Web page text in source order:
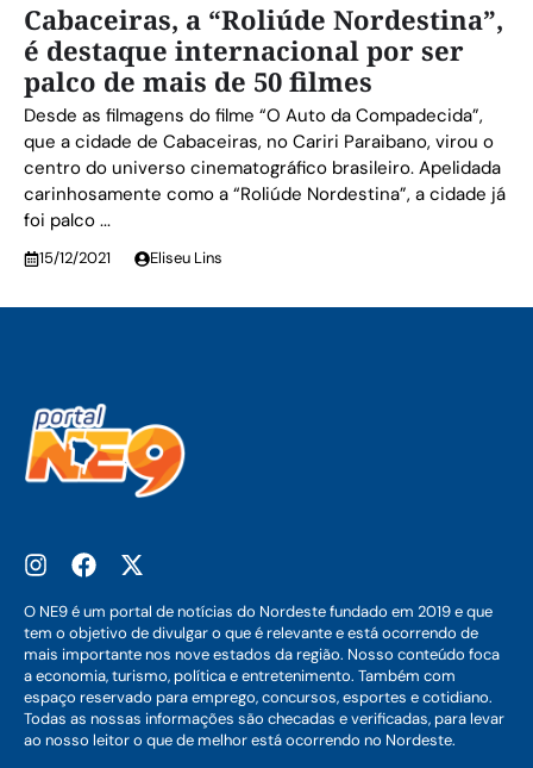
Cabaceiras, a “Roliúde Nordestina”,
é destaque internacional por ser
palco de mais de 50 filmes
Desde as filmagens do filme “O Auto da Compadecida”,
que a cidade de Cabaceiras, no Cariri Paraibano, virou o
centro do universo cinematográfico brasileiro. Apelidada
carinhosamente como a “Roliúde Nordestina”, a cidade já
foi palco ...
15/12/2021 Eliseu Lins
O NE9 é um portal de notícias do Nordeste fundado em 2019 e que
tem o objetivo de divulgar o que é relevante e está ocorrendo de
mais importante nos nove estados da região. Nosso conteúdo foca
a economia, turismo, política e entretenimento. Também com
espaço reservado para emprego, concursos, esportes e cotidiano.
Todas as nossas informações são checadas e verificadas, para levar
ao nosso leitor o que de melhor está ocorrendo no Nordeste.